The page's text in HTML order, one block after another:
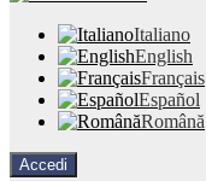
Italiano
English
Français
Español
Română
Accedi